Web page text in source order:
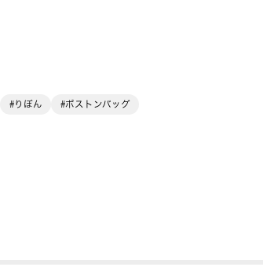
#りぼん #ボストンバッグ